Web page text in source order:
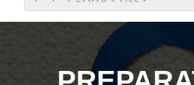
試験概要